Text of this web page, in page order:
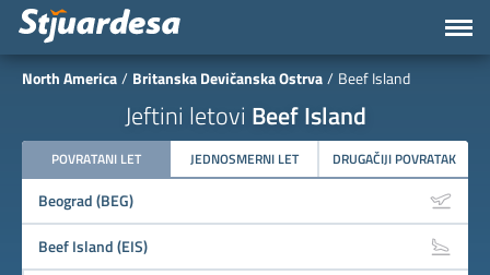
North America Britanska Devičanska Ostrva Beef Island
Jeftini letovi Beef Island
POVRATANI LET JEDNOSMERNI LET DRUGAČIJI POVRATAK